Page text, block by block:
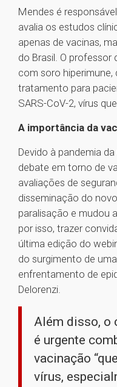
Mendes é
avalia os estudos
apenas de vacinas,
do Brasil. O professor
com soro hiperimune,
tratamento para
SARS-CoV-2, vírus
A importância da
Devido à pandemia
debate em torno de
avaliações de
disseminação do
paralisação e mudou
por isso, trazer
última edição do
do surgimento de
enfrentamento de
Delorenzi.
Além disso, o
é urgente
vacinação
vírus,